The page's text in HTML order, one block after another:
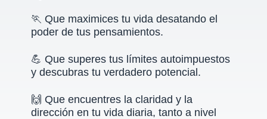
🏃 Que maximices tu vida desatando el
poder de tus pensamientos.
💪 Que superes tus límites autoimpuestos
y descubras tu verdadero potencial.
🙌 Que encuentres la claridad y la
dirección en tu vida diaria, tanto a nivel